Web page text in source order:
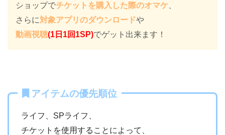
ショップでチケットを購入した際のオマケ
さらに対象アプリのダウンロードや
動画視聴(1日1回1SP)でゲット出来ます！
アイテムの優先順位
ライフ、SPライフ、
チケットを使用することによって、